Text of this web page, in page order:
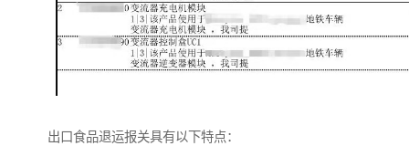
出口食品退运报关具有以下特点：